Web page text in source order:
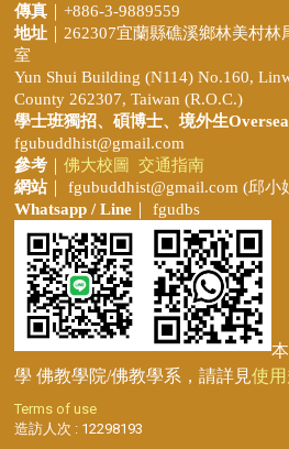
傳真 ｜+886-3-9889559
地址 ｜262307宜蘭縣礁溪鄉林美村
室
Yun Shui Building (N114) No.160,
County 262307, Taiwan (R.O.C.)
學士班獨招、 碩博士、境外生
fgubuddhist@gmail.com
參考
佛大校圖
交通指南
網站｜ fgubuddhist@gmail.com (邱小
Whatsapp / Line ｜ fgudbs
學 佛教學院/佛教學系，請詳見使
Terms of use
造訪人次 : 12298193